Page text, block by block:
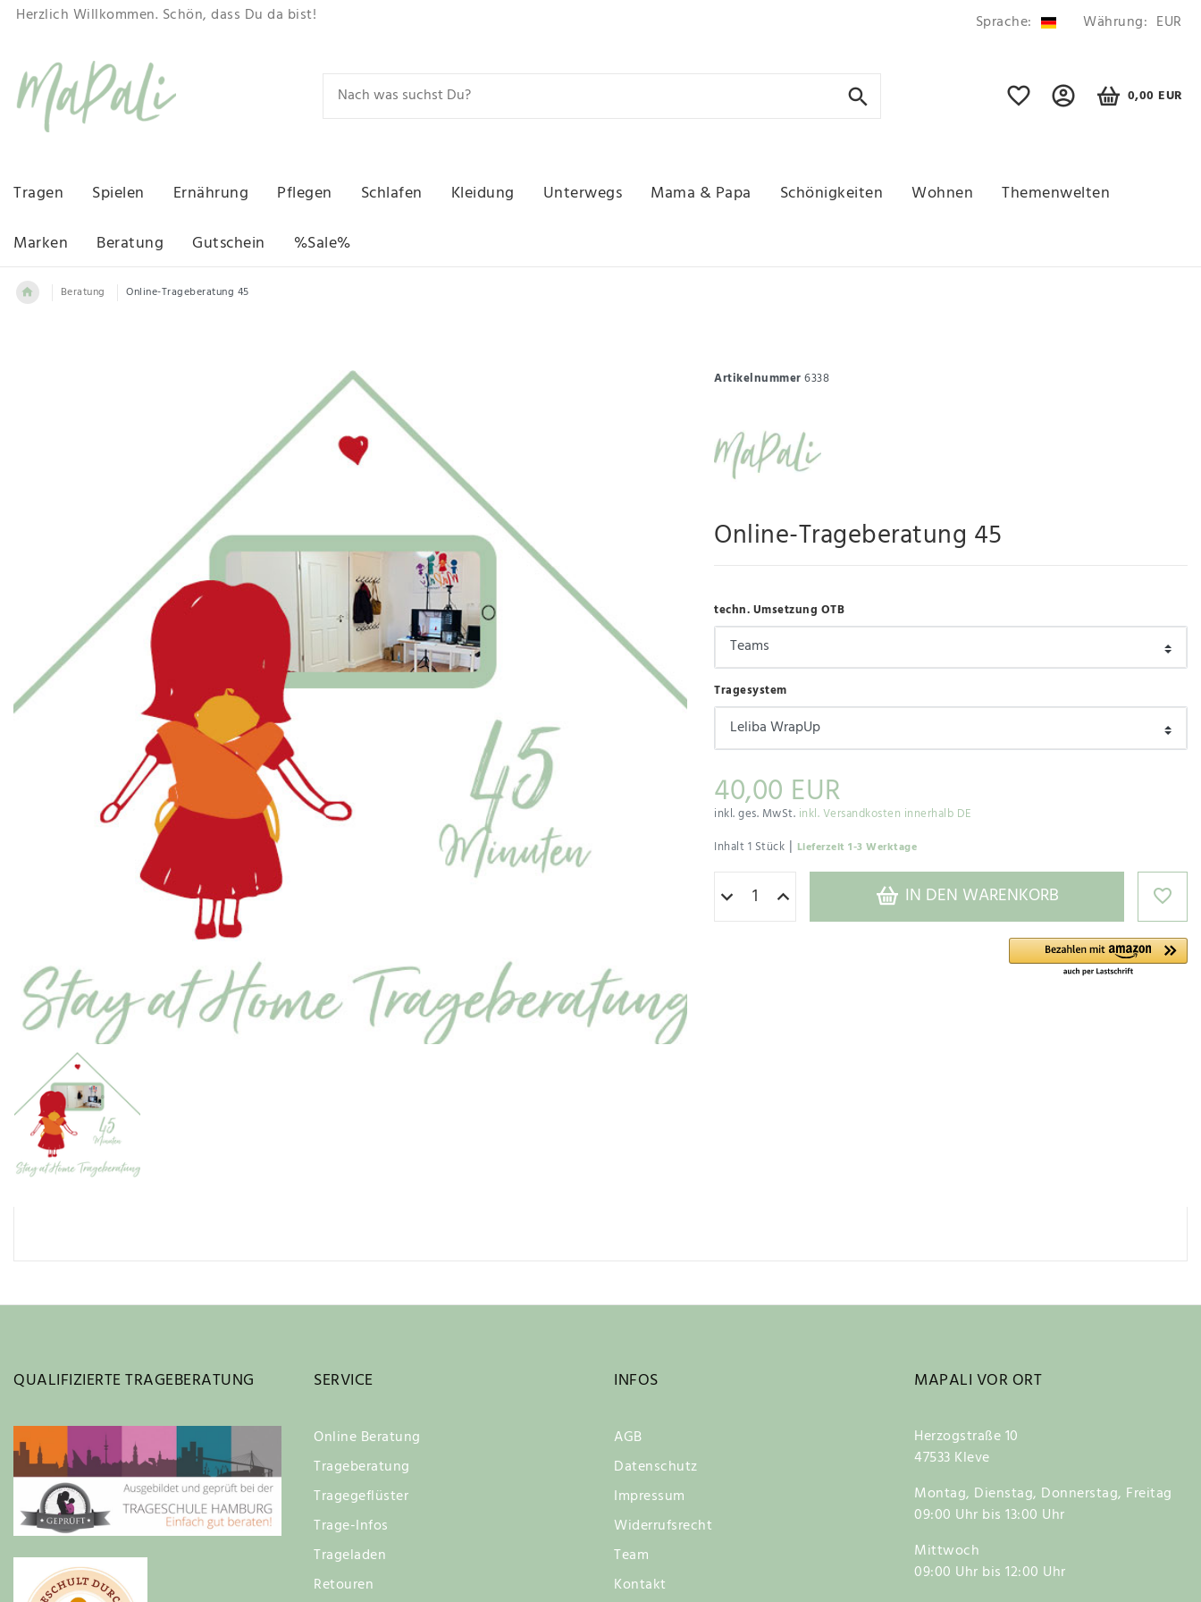
Herzlich Willkommen. Schön, dass Du da bist! Sprache: Währung: EUR
0,00 EUR
Tragen Spielen Ernährung Pflegen Schlafen Kleidung Unterwegs Mama & Papa Schönigkeiten Wohnen
Themenwelten
Marken
Beratung Gutschein %Sale%
Beratung Online-Trageberatung 45
Artikelnummer6338
Online-Trageberatung 45
techn. Umsetzung OTB
Tragesystem
40,00 EUR
inkl. ges. MwSt. inkl. Versandkosten innerhalb DE
Inhalt1 Stück | Lieferzeit 1-3 Werktage
IN DEN WARENKORB
QUALIFIZIERTE TRAGEBERATUNG SERVICE
Online Beratung
Trageberatung
Tragegeflüster
Trage-Infos
Trageladen
Retouren
INFOS
AGB
Datenschutz
Impressum
Widerrufsrecht
Team
Kontakt
MAPALI VOR ORT
Herzogstraße 10
47533 Kleve
Montag, Dienstag, Donnerstag, Freitag
09:00 Uhr bis 13:00 Uhr
Mittwoch
09:00 Uhr bis 12:00 Uhr